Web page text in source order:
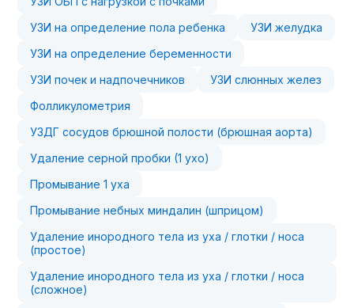
УЗИ на определение пола ребенка
УЗИ желудка
УЗИ на определение беременности
УЗИ почек и надпочечников
УЗИ слюнных желез
Фолликулометрия
УЗДГ сосудов брюшной полости (брюшная аорта)
Удаление серной пробки (1 ухо)
Промывание 1 уха
Промывание небных миндалин (шприцом)
Удаление инородного тела из уха / глотки / носа
(простое)
Удаление инородного тела из уха / глотки / носа
(сложное)